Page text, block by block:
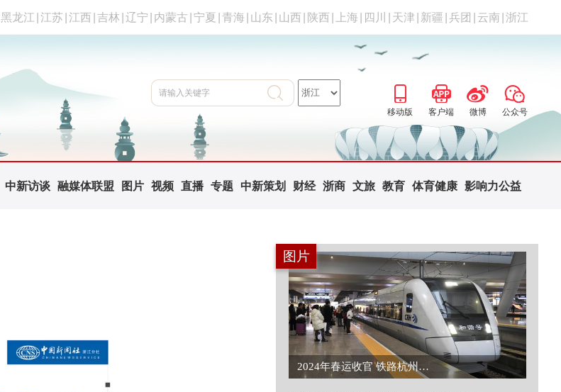
黑龙江 江苏 江西 吉林 辽宁 内蒙古 宁夏 青海 山东 山西 陕西 上海 四川 天津 新疆 兵团 云南 浙江
移动版 客户端 微博 公众号
中新访谈 融媒体联盟 图片 视频 直播 专题 中新策划 财经 浙商 文旅 教育 体育健康 影响力公益
图片
2024年春运收官 铁路杭州站多项记录创新高...